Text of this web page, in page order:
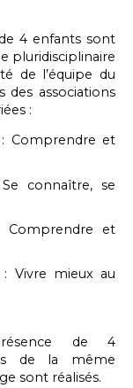
4 enfants sont
pluridisciplinaire
de l’équipe du
associations
:
: Comprendre et
connaître, se
et
Vivre mieux au
de 4
de la même
sont réalisés.